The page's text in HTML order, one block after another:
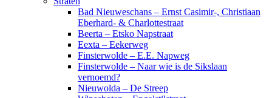
Bad Nieuweschans – Ernst Casimir-, Christiaan
Eberhard- & Charlottestraat
Beerta – Etsko Napstraat
Eexta – Eekerweg
Finsterwolde – E.E. Napweg
Finsterwolde – Naar wie is de Sikslaan
vernoemd?
Nieuwolda – De Streep